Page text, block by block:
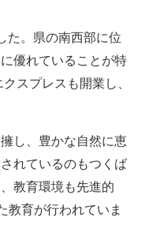
た。県の南西部に位
優れていることが特
スプレスも開業し、
し、豊かな自然に恵
れているのもつくば
教育環境も先進的
教育が行われていま